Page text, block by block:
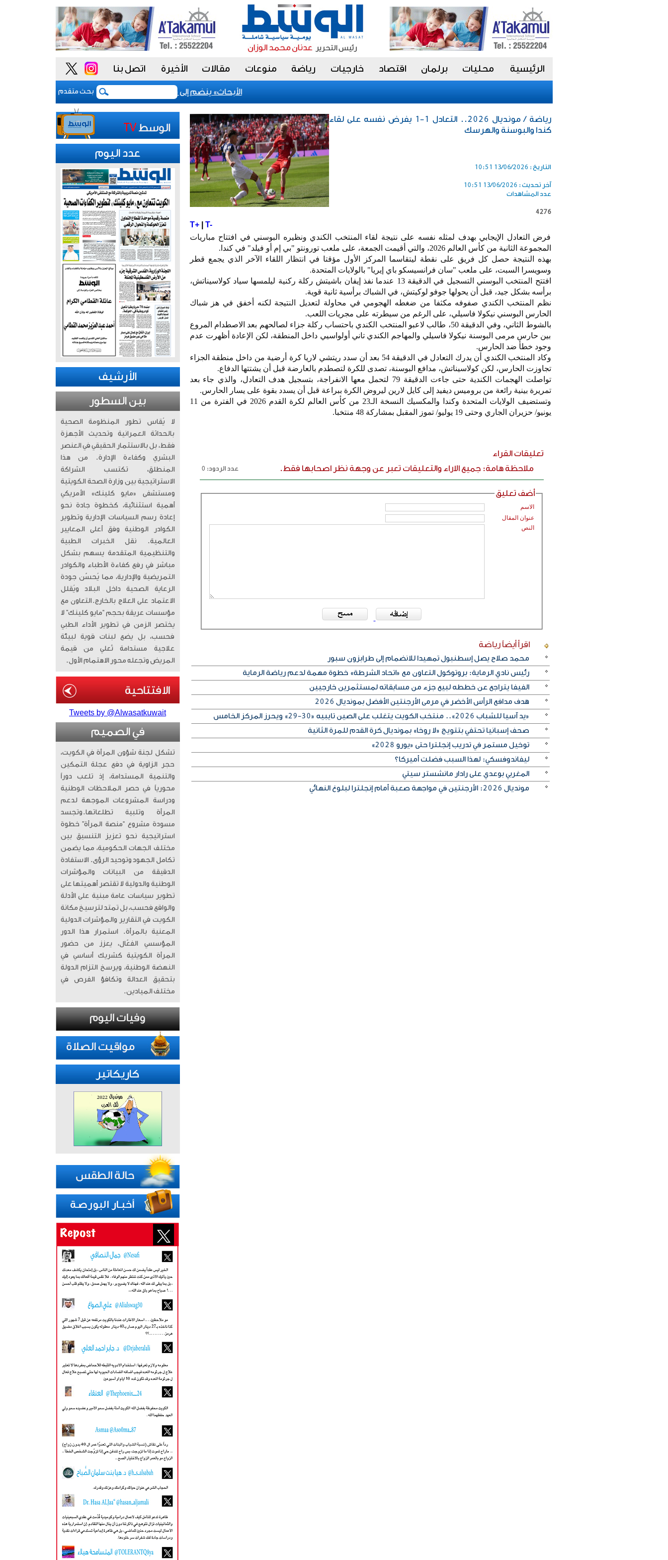
الرئيسية محليات برلمان اقتصاد خارجيات رياضة منوعات مقالات الأخيرة اتصل بنا
بحث متقدم
«الأبحاث» ينضم إلى مشروع «أداء» للسلوك الوظيفي لتعزيز «النزاهة
رياضة / مونديال 2026.. التعادل 1-1 يفرض نفسه على لقاء
كندا والبوسنة والهرسك
التاريخ : 13/06/2026 10:51
آخر تحديث : 13/06/2026 10:51
عدد المشاهدات
4276
T+| T-
فرض التعادل الإيجابي بهدف لمثله نفسه على نتيجة لقاء المنتخب الكندي ونظيره البوسني في افتتاح مباريات
المجموعة الثانية من كأس العالم 2026، والتي أقيمت الجمعة، على ملعب تورونتو "بي إم أو فيلد" في كندا.
بهذه النتيجة حصل كل فريق على نقطة ليتقاسما المركز الأول مؤقتا في انتظار اللقاء الآخر الذي يجمع قطر
وسويسرا السبت، على ملعب "سان فرانسيسكو باي إيريا" بالولايات المتحدة.
افتتح المنتخب البوسني التسجيل في الدقيقة 13 عندما نفذ إيفان باشيتش ركلة ركنية ليلمسها سياد كولاسيناتش،
برأسه بشكل جيد، قبل أن يحولها جوفو لوكيتش، في الشباك برأسية ثانية قوية.
نظم المنتخب الكندي صفوفه مكثفا من ضغطه الهجومي في محاولة لتعديل النتيجة لكنه أخفق في هز شباك
الحارس البوسني نيكولا فاسيلي، على الرغم من سيطرته على مجريات اللعب.
بالشوط الثاني، وفي الدقيقة 50، طالب لاعبو المنتخب الكندي باحتساب ركلة جزاء لصالحهم بعد الاصطدام المروع
بين حارس مرمى البوسنة نيكولا فاسيلي والمهاجم الكندي تاني أولواسيي داخل المنطقة، لكن الإعادة أظهرت عدم
وجود خطأ ضد الحارس.
وكاد المنتخب الكندي أن يدرك التعادل في الدقيقة 54 بعد أن سدد ريتشي لاريا كرة أرضية من داخل منطقة الجزاء
تجاوزت الحارس، لكن كولاسيناتش، مدافع البوسنة، تصدى للكرة لتصطدم بالعارضة قبل أن يشتتها الدفاع.
تواصلت الهجمات الكندية حتى جاءت الدقيقة 79 لتحمل معها الانفراجة، بتسجيل هدف التعادل، والذي جاء بعد
تمريرة بينية رائعة من بروميس ديفيد إلى كايل لارين ليروض الكرة ببراعة قبل أن يسدد بقوة على يسار الحارس.
وتستضيف الولايات المتحدة وكندا والمكسيك النسخة الـ23 من كأس العالم لكرة القدم 2026 في الفترة من 11
يونيو/ حزيران الجاري وحتى 19 يوليو/ تموز المقبل بمشاركة 48 منتخبا.
تعليقات القراء
ملاحظة هامة: جميع الاراء والتعليقات تعبر عن وجهة نظر اصحابها فقط.
عدد الردود: 0
أضف تعليق
الاسم
عنوان المقال
النص
اقرأ أيضاًرياضة
محمد صلاح يصل إسطنبول تمهيدا للانضمام إلى طرابزون سبور
رئيس نادي الرماية: بروتوكول التعاون مع «اتحاد الشرطة» خطوة مهمة لدعم رياضة الرماية
الفيفا يتراجع عن خططه لبيع جزء من مسابقاته لمستثمرين خارجيين
هدف مدافع الرأس الأخضر في مرمى الأرجنتين الأفضل بمونديال 2026
«يد آسيا للشباب 2026».. منتخب الكويت يتغلب على الصين تايبيه «30-29» ويحرز المركز الخامس
صحف إسبانيا تحتفي بتتويج «لا روخا» بمونديال كرة القدم للمرة الثانية
توخيل مستمر في تدريب إنجلترا حتى «يورو 2028»
ليفاندوفسكي: لهذا السبب فضلت أميركا؟
المغربي بوعدي على رادار مانشستر سيتي
مونديال 2026: الأرجنتين في مواجهة صعبة أمام إنجلترا لبلوغ النهائي
عدد اليوم
الأرشيف
بين السطور
لا يُقاس تطور المنظومة الصحية
بالحداثة العمرانية وتحديث الأجهزة
فقط، بل بالاستثمار الحقيقي في العنصر
البشري وكفاءة الإدارة. من هذا
المنطلق، تكتسب الشراكة
الاستراتيجية بين وزارة الصحة الكويتية
ومستشفى «مايو كلينك» الأمريكي
أهمية استثنائية، كخطوة جادة نحو
إعادة رسم السياسات الإدارية وتطوير
الكوادر الوطنية وفق أعلى المعايير
العالمية. ​ نقل الخبرات الطبية
والتنظيمية المتقدمة يسهم بشكل
مباشر في رفع كفاءة الأطباء والكوادر
التمريضية والإدارية، مما يُحسّن جودة
الرعاية الصحية داخل البلاد ويُقلل
الاعتماد على العلاج بالخارج. ​التعاون مع
مؤسسات عريقة بحجم “مايو كلينك” لا
يختصر الزمن في تطوير الأداء الطبي
فحسب، بل يضع لبنات قوية لبيئة
علاجية مستدامة تُعلي من قيمة
المريض وتجعله محور الاهتمام الأول.
Tweets by @Alwasatkuwait
في الصميم
تشكل لجنة شؤون المرأة في الكويت،
حجر الزاوية في دفع عجلة التمكين
والتنمية المستدامة، إذ تلعب دوراً
محورياً في حصر الملاحظات الوطنية
ودراسة المشروعات الموجهة لدعم
المرأة وتلبية تطلعاتها. ​وتجسد
مسودة مشروع “منصة المرأة” خطوة
استراتيجية نحو تعزيز التنسيق بين
مختلف الجهات الحكومية، مما يضمن
تكامل الجهود وتوحيد الرؤى. الاستفادة
الدقيقة من البيانات والمؤشرات
الوطنية والدولية لا تقتصر أهميتها على
تطوير سياسات عامة مبنية على الأدلة
والواقع فحسب، بل تمتد لترسيخ مكانة
الكويت في التقارير والمؤشرات الدولية
المعنية بالمرأة. ​ استمرار هذا الدور
المؤسسي الفعّال، يعزز من حضور
المرأة الكويتية كشريك أساسي في
النهضة الوطنية، ويرسخ التزام الدولة
بتحقيق العدالة وتكافؤ الفرص في
مختلف الميادين.
كاريكاتير